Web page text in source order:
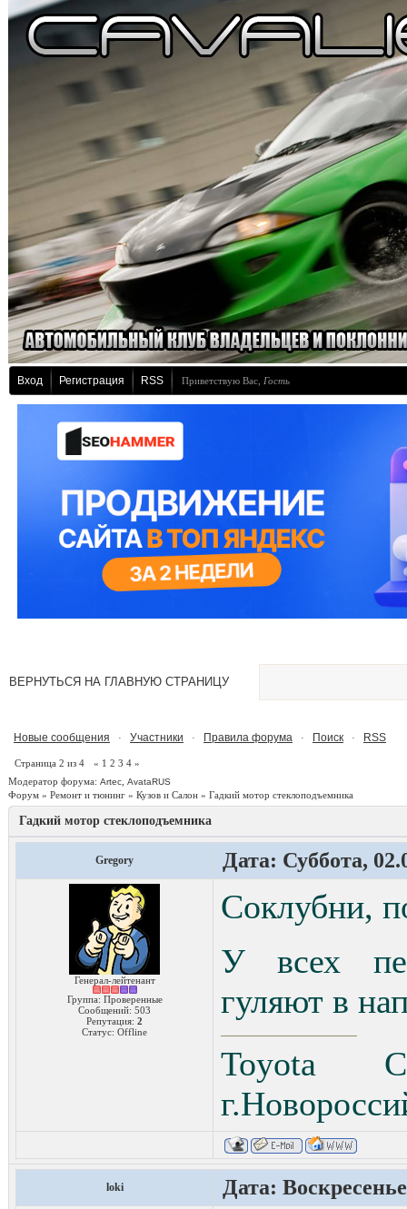
Вход Регистрация RSS Приветствую Вас Гость
ВЕРНУТЬСЯ НА ГЛАВНУЮ СТРАНИЦУ
Новые сообщения · Участники · Правила форума · Поиск · RSS
Страница 2 из 4 « 1 2 3 4 »
Модератор форума: Artec AvataRUS
Форум » Ремонт и тюнинг » Кузов и Салон » Гадкий мотор стеклоподъемника
Гадкий мотор стеклоподъемника
Gregory Дата: Суббота,
Генерал-лейтенант
Группа: Проверенные
Сообщений: 503
Репутация: 2
Статус: Offline
Соклубни,
У всех
гуляют в
Toyota
loki Дата: